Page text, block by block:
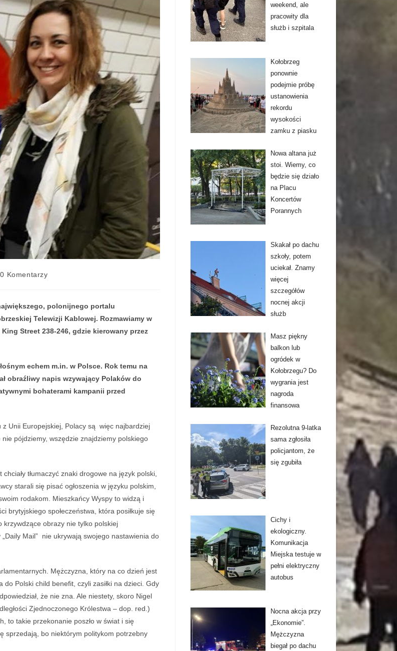
0 Komentarzy
polonijnego portalu
Telewizji Kablowej. Rozmawiamy w
Street 238-246, gdzie kierowany przez
echem m.in. w Polsce. Rok temu na
obraźliwy napis wzywający Polaków do
bohaterami kampanii przed
Unii Europejskiej, Polacy są więc najbardziej
pójdziemy, wszędzie znajdziemy polskiego
tłumaczyć znaki drogowe na język polski,
starali się pisać ogłoszenia w języku polskim,
rodakom. Mieszkańcy Wyspy to widzą i
brytyjskiego społeczeństwa, która posiłkuje się
obrazy nie tylko polskiej
„Daily Mail” nie ukrywają swojego nastawienia do
Mężczyzna, który na co dzień jest
do Polski child benefit, czyli zasiłki na dzieci. Gdy
że nie zna. Ale niestety, skoro Nigel
Zjednoczonego Królestwa – dop. red.)
to takie przekonanie poszło w świat i się
sprzedają, bo niektórym politykom potrzebny
weekend, ale
pracowity dla
służb i szpitala
Kołobrzeg
ponownie
podejmie próbę
ustanowienia
rekordu
wysokości
zamku z piasku
Nowa altana już
stoi. Wiemy, co
będzie się działo
na Placu
Koncertów
Porannych
Skakał po dachu
szkoły, potem
uciekał. Znamy
więcej
szczegółów
nocnej akcji
służb
Masz piękny
balkon lub
ogródek w
Kołobrzegu? Do
wygrania jest
nagroda
finansowa
Rezolutna 9-latka
sama zgłosiła
policjantom, że
się zgubiła
Cichy i
ekologiczny.
Komunikacja
Miejska testuje w
pełni elektryczny
autobus
Nocna akcja przy
„Ekonomie”.
Mężczyzna
biegał po dachu